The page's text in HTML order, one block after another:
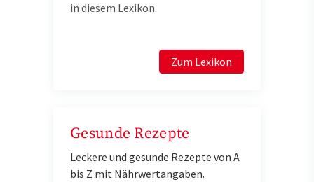
in diesem Lexikon.
Zum Lexikon
Gesunde Rezepte
Leckere und gesunde Rezepte von A
bis Z mit Nährwertangaben.